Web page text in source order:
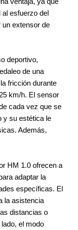
esfuerzo del
un extensor de
deportivo,
de una
fricción durante
km/h. El sensor
cada vez que se
y su estética le
Además,
HM 1.0 ofrecen a
adaptar la
específicas. El
la asistencia
distancias o
el modo